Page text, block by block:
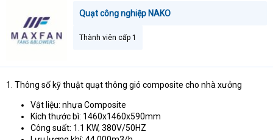
t
e
ử
a
Quạt công nghiệp NAKO
Thành viên cấp 1
1. Thông số kỹ thuật quạt thông gió composite cho nhà xưởng
Vật liệu: nhựa Composite
Kích thước bì: 1460x1460x590mm
Công suất: 1.1 KW, 380V/50HZ